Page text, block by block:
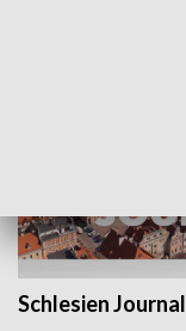
Schlesien Journal